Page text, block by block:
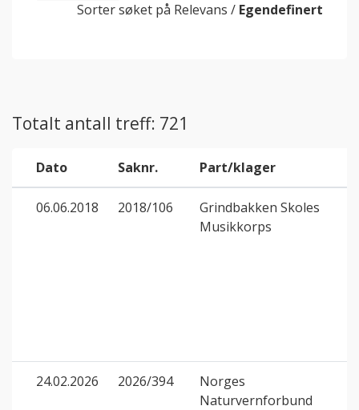
Sorter søket på Relevans / Egendefinert
Totalt antall treff: 721
Dato Saknr. Part/klager
06.06.2018 2018/106
Grindbakken Skoles
Musikkorps
24.02.2026 2026/394
Norges
Naturvernforbund